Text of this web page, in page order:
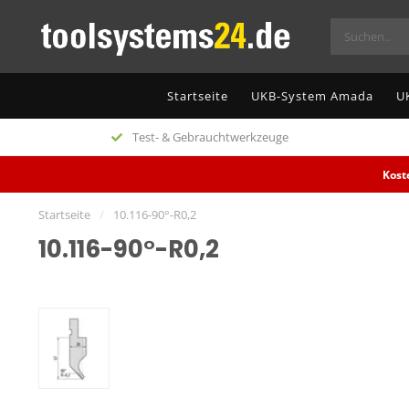
Startseite UKB-System Amada
Test- & Gebrauchtwerkzeuge
Startseite / 10.116-90°-R0,2
10.116-90°-R0,2